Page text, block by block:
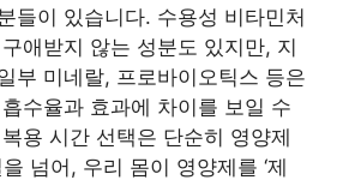
들이 있습니다. 수용성 비타민처
애받지 않는 성분도 있지만, 지
부 미네랄, 프로바이오틱스 등은
수율과 효과에 차이를 보일 수
용 시간 선택은 단순히 영양제
을 넘어, 우리 몸이 영양제를 ‘제